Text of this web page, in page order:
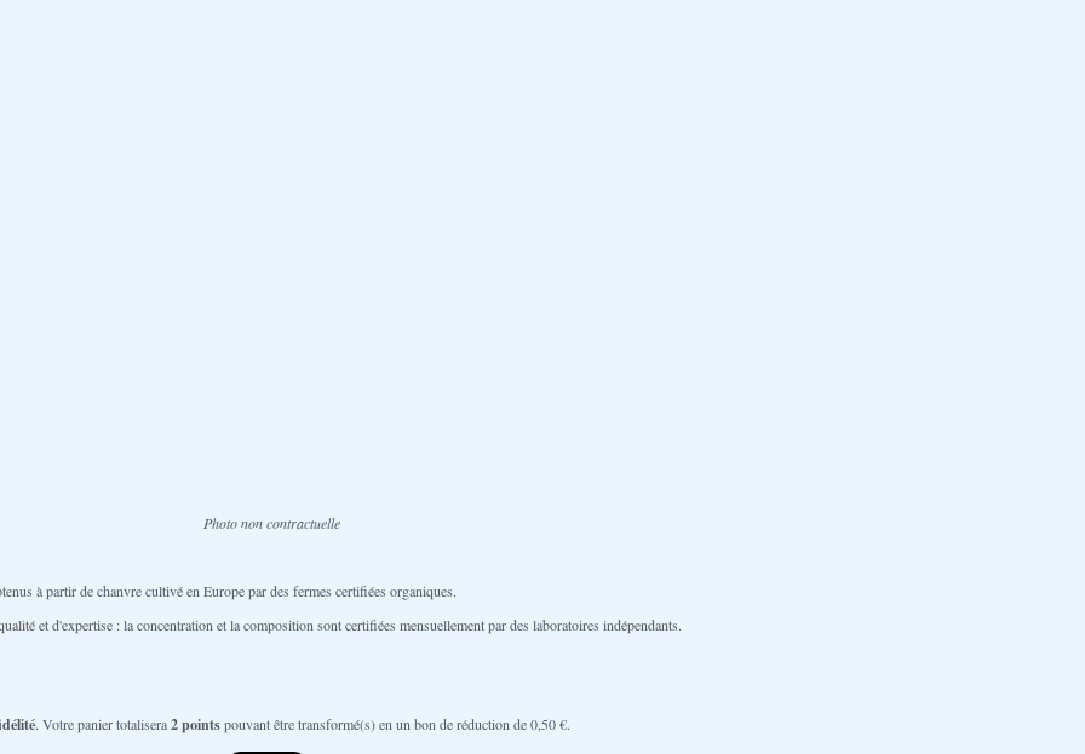
Photo non contractuelle
à partir de chanvre cultivé en Europe par des fermes certifiées organiques.
et d'expertise : la concentration et la composition sont certifiées mensuellement par des laboratoires indépendants .
. Votre panier totalisera2pointspouvant être transformé(s) en un bon de réduction de0,50 €.